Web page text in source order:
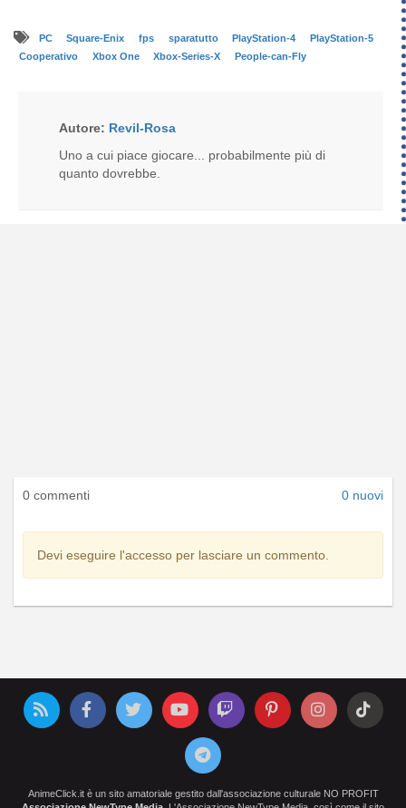
PC Square-Enix fps sparatutto PlayStation-4
PlayStation-5
Cooperativo
Xbox One Xbox-Series-X People-can-Fly
Autore: Revil-Rosa
Uno a cui piace giocare... probabilmente più di
quanto dovrebbe.
0 commenti 0 nuovi
Devi eseguire l'accesso per lasciare un commento.
AnimeClick.it è un sito amatoriale gestito dall'associazione culturale NO PROFIT